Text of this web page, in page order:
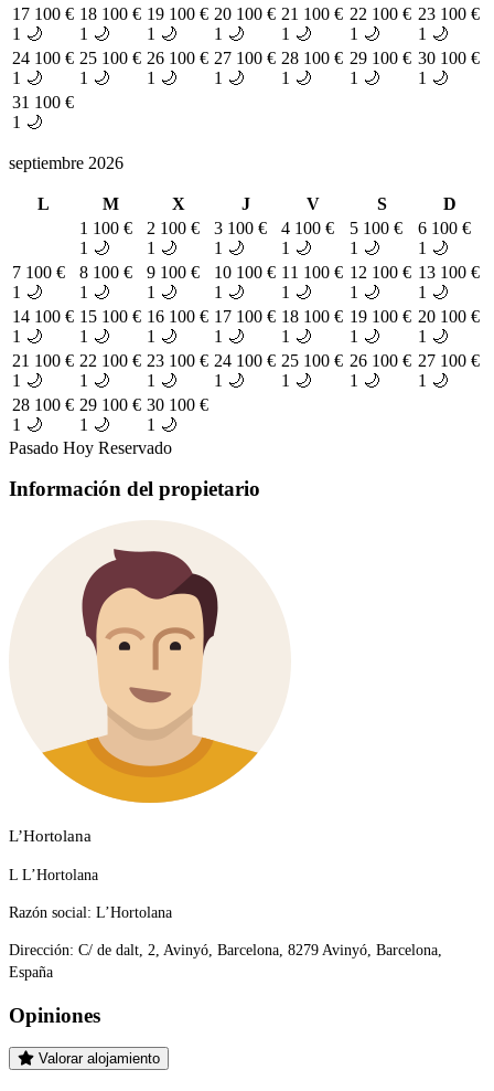
17 100 €
1 🌙
18 100 €
1 🌙
19 100 €
1 🌙
20 100 €
1 🌙
21 100 €
1 🌙
22 100 €
1 🌙
23 100 €
1 🌙
24 100 €
1 🌙
25 100 €
1 🌙
26 100 €
1 🌙
27 100 €
1 🌙
28 100 €
1 🌙
29 100 €
1 🌙
30 100 €
1 🌙
31 100 €
1 🌙
septiembre 2026
L M X J V S
D
1 100 €
1 🌙
2 100 €
1 🌙
3 100 €
1 🌙
4 100 €
1 🌙
5 100 €
1 🌙
6 100 €
1 🌙
7 100 €
1 🌙
8 100 €
1 🌙
9 100 €
1 🌙
10 100 €
1 🌙
11 100 €
1 🌙
12 100 €
1 🌙
13 100 €
1 🌙
14 100 €
1 🌙
15 100 €
1 🌙
16 100 €
1 🌙
17 100 €
1 🌙
18 100 €
1 🌙
19 100 €
1 🌙
20 100 €
1 🌙
21 100 €
1 🌙
22 100 €
1 🌙
23 100 €
1 🌙
24 100 €
1 🌙
25 100 €
1 🌙
26 100 €
1 🌙
27 100 €
1 🌙
28 100 €
1 🌙
29 100 €
1 🌙
30 100 €
1 🌙
Pasado Hoy Reservado
Información del propietario
L’Hortolana
L L’Hortolana
Razón social: L’Hortolana
Dirección: C/ de dalt, 2, Avinyó, Barcelona, 8279 Avinyó, Barcelona,
España
Opiniones
Valorar alojamiento